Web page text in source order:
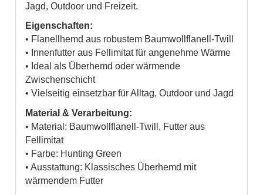
Jagd, Outdoor und Freizeit.
Eigenschaften:
• Flanellhemd aus robustem Baumwollflanell-Twill
• Innenfutter aus Fellimitat für angenehme Wärme
• Ideal als Überhemd oder wärmende
Zwischenschicht
• Vielseitig einsetzbar für Alltag, Outdoor und Jagd
Material & Verarbeitung:
• Material: Baumwollflanell-Twill, Futter aus
Fellimitat
• Farbe: Hunting Green
• Ausstattung: Klassisches Überhemd mit
wärmendem Futter